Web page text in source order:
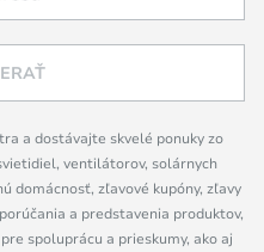
a dostávajte skvelé ponuky zo
ventilátorov, solárnych
domácnosť, zľavové kupóny, zľavy
a predstavenia produktov,
spoluprácu a prieskumy, ako aj